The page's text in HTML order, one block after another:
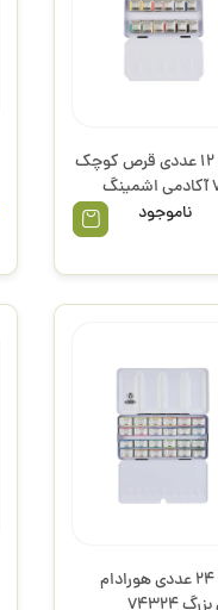
آبرنگ 12 عددی قرص کوچک
ناموجود
آبرنگ 24 عددی هورادام